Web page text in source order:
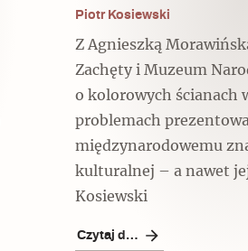
Piotr Kosiewski
Z Agnieszką
Zachęty i Muzeum
o kolorowych ścianach
problemach
międzynarodowemu
kulturalnej – a nawet
Kosiewski
Czytaj dalej